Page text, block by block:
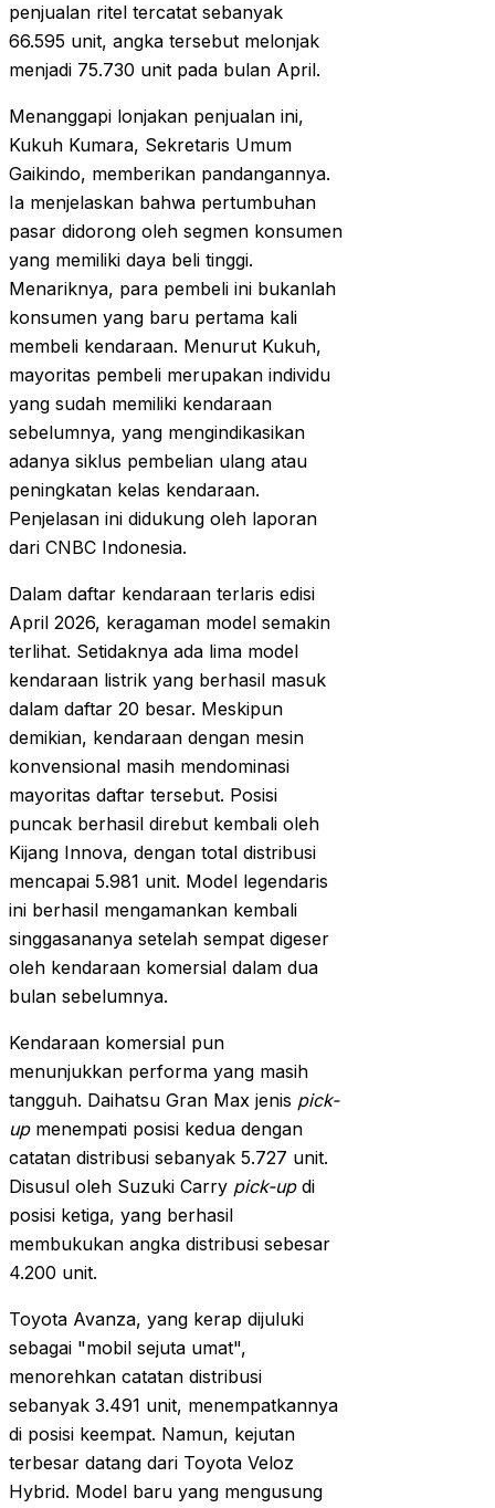
penjualan ritel tercatat sebanyak
66.595 unit, angka tersebut melonjak
menjadi 75.730 unit pada bulan April.
Menanggapi lonjakan penjualan ini,
Kukuh Kumara, Sekretaris Umum
Gaikindo, memberikan pandangannya.
Ia menjelaskan bahwa pertumbuhan
pasar didorong oleh segmen konsumen
yang memiliki daya beli tinggi.
Menariknya, para pembeli ini bukanlah
konsumen yang baru pertama kali
membeli kendaraan. Menurut Kukuh,
mayoritas pembeli merupakan individu
yang sudah memiliki kendaraan
sebelumnya, yang mengindikasikan
adanya siklus pembelian ulang atau
peningkatan kelas kendaraan.
Penjelasan ini didukung oleh laporan
dari CNBC Indonesia.
Dalam daftar kendaraan terlaris edisi
April 2026, keragaman model semakin
terlihat. Setidaknya ada lima model
kendaraan listrik yang berhasil masuk
dalam daftar 20 besar. Meskipun
demikian, kendaraan dengan mesin
konvensional masih mendominasi
mayoritas daftar tersebut. Posisi
puncak berhasil direbut kembali oleh
Kijang Innova, dengan total distribusi
mencapai 5.981 unit. Model legendaris
ini berhasil mengamankan kembali
singgasananya setelah sempat digeser
oleh kendaraan komersial dalam dua
bulan sebelumnya.
Kendaraan komersial pun
menunjukkan performa yang masih
tangguh. Daihatsu Gran Max jenis pick-
upmenempati posisi kedua dengan
catatan distribusi sebanyak 5.727 unit.
Disusul oleh Suzuki Carry pick-updi
posisi ketiga, yang berhasil
membukukan angka distribusi sebesar
4.200 unit.
Toyota Avanza, yang kerap dijuluki
sebagai "mobil sejuta umat",
menorehkan catatan distribusi
sebanyak 3.491 unit, menempatkannya
di posisi keempat. Namun, kejutan
terbesar datang dari Toyota Veloz
Hybrid. Model baru yang mengusung